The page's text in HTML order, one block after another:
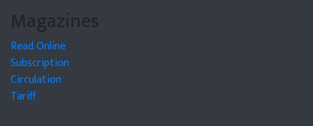
Magazines
Read Online
Subscription
Circulation
Tariff